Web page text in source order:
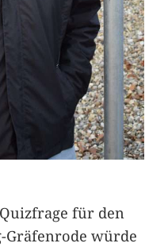
für den
Gräfenrode würde